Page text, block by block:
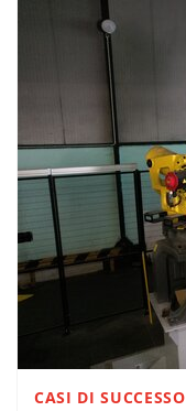
CASI DI SUCCESSO